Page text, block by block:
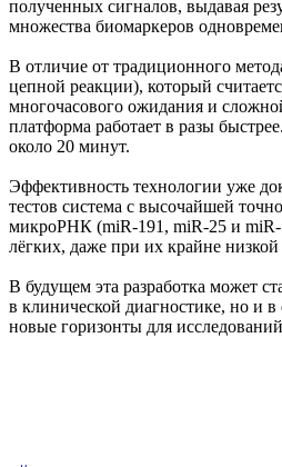
полученных сигналов, выдавая
множества биомаркеров
В отличие от традиционного
цепной реакции), который
многочасового ожидания и
платформа работает в разы
около 20 минут.
Эффективность технологии уже
тестов система с высочайшей
микроРНК (miR-191, miR-25 и miR-
лёгких, даже при их крайне
В будущем эта разработка может
в клинической диагностике, но и
новые горизонты для